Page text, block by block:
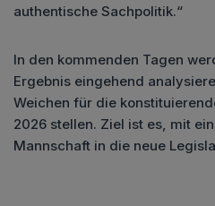
authentische Sachpolitik.“
In den kommenden Tagen
Ergebnis eingehend
Weichen für die
2026 stellen. Ziel ist es, mit
Mannschaft in die neue